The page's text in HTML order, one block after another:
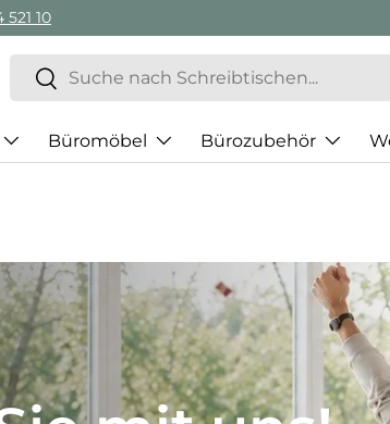
924 521 22
Suchen
Suchen
Büromöbel Bürozubehör